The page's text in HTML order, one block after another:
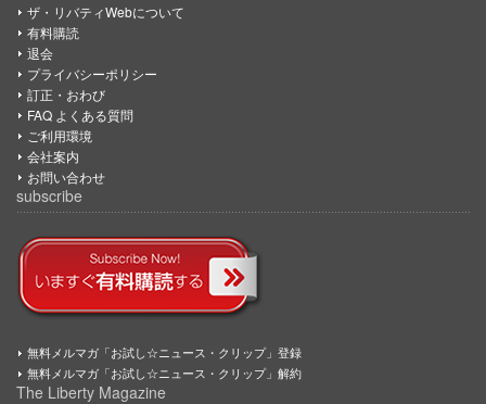
ザ・リバティWebについて
有料購読
退会
プライバシーポリシー
訂正・おわび
FAQ よくある質問
ご利用環境
会社案内
お問い合わせ
subscribe
無料メルマガ「お試し☆ニュース・クリップ」登録
無料メルマガ「お試し☆ニュース・クリップ」解約
The Liberty Magazine